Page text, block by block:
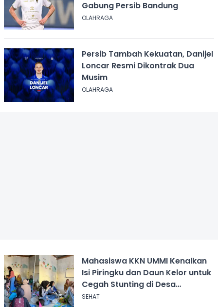
Gabung Persib Bandung
OLAHRAGA
Persib Tambah Kekuatan, Danijel
Loncar Resmi Dikontrak Dua
Musim
OLAHRAGA
Mahasiswa KKN UMMI Kenalkan
Isi Piringku dan Daun Kelor untuk
Cegah Stunting di Desa
Calingcing
SEHAT